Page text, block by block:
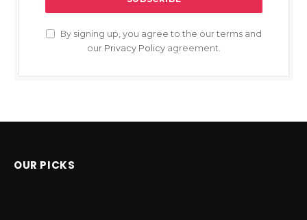
By signing up, you agree to the our terms and
our Privacy Policy agreement.
OUR PICKS